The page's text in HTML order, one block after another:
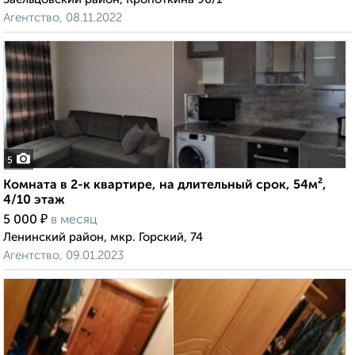
Агентство, 08.11.2022
5
Комната в 2-к квартире, на длительный срок, 54м²,
4/10 этаж
5 000 ₽ в месяц
Ленинский район, мкр. Горский, 74
Агентство, 09.01.2023